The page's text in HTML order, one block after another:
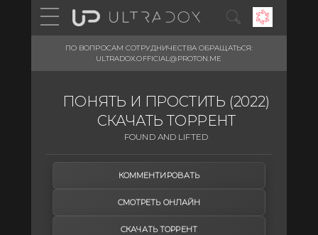
ПО ВОПРОСАМ СОТРУДНИЧЕСТВА ОБРАЩАТЬСЯ:
ULTRADOX.OFFICIAL@PROTON.ME
ПОНЯТЬ И ПРОСТИТЬ (2022)
СКАЧАТЬ ТОРРЕНТ
FOUND AND LIFTED
КОММЕНТИРОВАТЬ
СМОТРЕТЬ ОНЛАЙН
СКАЧАТЬ ТОРРЕНТ